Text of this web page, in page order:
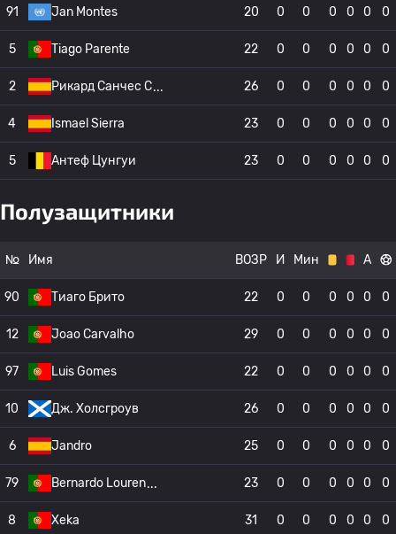
91 Jan Montes 20 0 0 0 0 0 0
5 Tiago Parente 22 0 0 0 0 0 0
2 Рикард Санчес С 26 0 0 0 0 0 0
4 Ismael Sierra 23 0 0 0 0 0 0
5 Антеф Цунгуи 23 0 0 0 0 0 0
Полузащитники
№ Имя ВОЗР И Мин А
90 Тиаго Брито 22 0 0 0 0 0 0
12 Joao Carvalho 29 0 0 0 0 0 0
97 Luis Gomes 22 0 0 0 0 0 0
10 Дж. Холсгроув 26 0 0 0 0 0 0
6 Jandro 25 0 0 0 0 0 0
79 Bernardo Louren 23 0 0 0 0 0 0
8 Xeka 31 0 0 0 0 0 0